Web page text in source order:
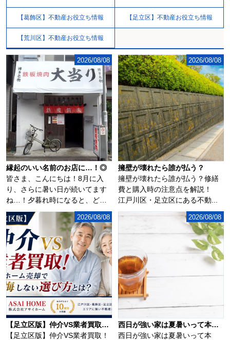
【葛飾区】不動産お役立ち情報 【足立区】不動産お役立ち情報
【荒川区】不動産お役立ち情報
縁起のいい名前のお店に…！◎
皆さま、こんにちは！8月に入
り、さらに暑い日が続いてます
ね…！夕暮れ時になると、どこ
からともなく花火...
2026/08/08
擁壁が壊れたら誰が払う？
擁壁が壊れたら誰が払う？修繕
費と購入時の注意点を解説！
江戸川区・足立区にある不動...
2026/08/08
【足立区版】仲介VS業者買取！マイホーム売却で後悔しない選び方とは？
【足立区版】仲介VS業者買取！
2026/08/08
西日が強い家は夏暑いって本当？
西日が強い家は夏暑いって本
2026/08/08